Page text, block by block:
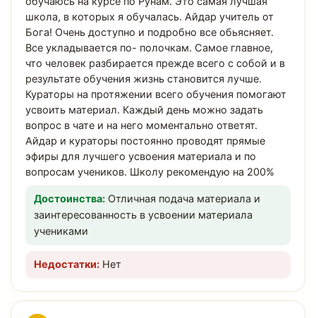
школа, в которых я обучалась. Айдар учитель от
Бога! Очень доступно и подробно все обьясняет.
Все укладывается по- полочкам. Самое главное,
что человек разбирается прежде всего с собой и в
результате обучения жизнь становится лучше.
Кураторы на протяжении всего обучения помогают
усвоить материал. Каждый день можно задать
вопрос в чате и на него моментально ответят.
Айдар и кураторы постоянно проводят прямые
эфиры для лучшего усвоения материала и по
вопросам учеников. Школу рекомендую на 200%
Достоинства: Отличная подача материала и
заинтересованность в усвоении материала
учениками
Недостатки: Нет